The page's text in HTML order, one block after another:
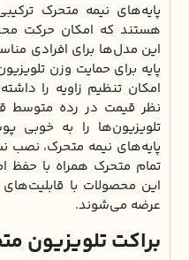
پایه‌های نیمه متحرک
هستند که امکان حرکت
این مدل‌ها برای افرادی
پایه برای حمایت وزن
امکان تنظیم زاویه را
نظر قیمت در رده متوسط
تلویزیون‌ها را به خوبی
پایه‌های نیمه متحرک، نصب
تمام متحرک همراه با حفظ
این محصولات با
عرضه می‌شوند.
براکت تلویزیون